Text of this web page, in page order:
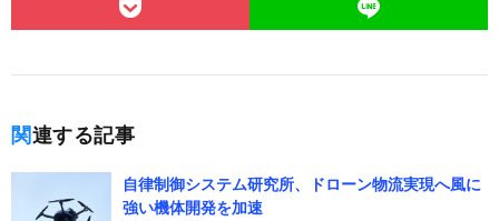
関連する記事
自律制御システム研究所、ドローン物流実現へ風に
強い機体開発を加速